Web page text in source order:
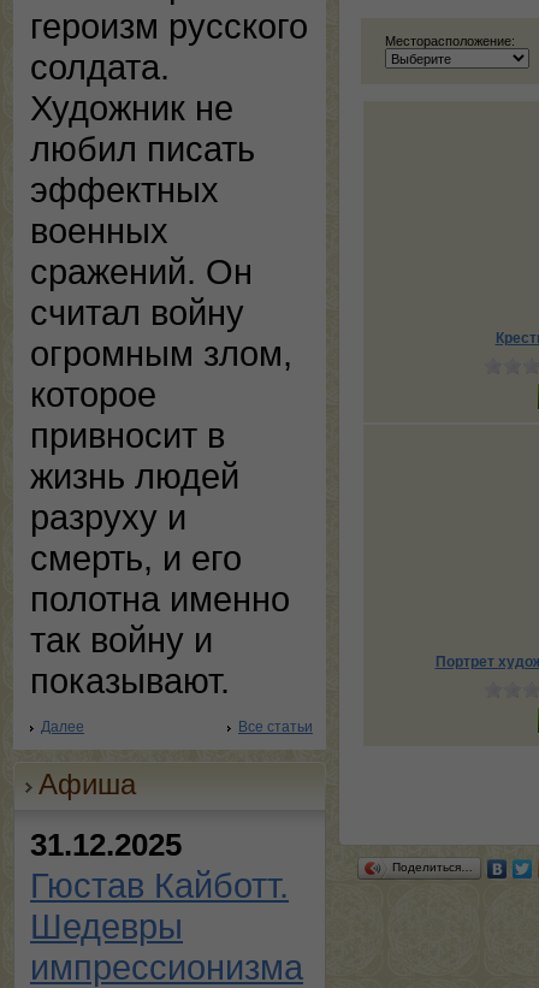
героизм русского
солдата.
Художник не
любил писать
эффектных
военных
сражений. Он
считал войну
огромным злом,
которое
привносит в
жизнь людей
разруху и
смерть, и его
полотна именно
так войну и
показывают.
Далее Все статьи
Афиша
31.12.2025
Гюстав Кайботт.
Шедевры
импрессионизма
Месторасположение:
Портрет
Поделиться…